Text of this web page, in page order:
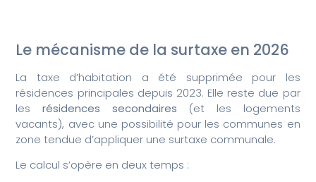
Le mécanisme de la surtaxe en 2026
La taxe d’habitation a été supprimée pour les
résidences principales depuis 2023. Elle reste due par
lesrésidences secondaires (et les logements
vacants), avec une possibilité pour les communes en
zone tendue d’appliquer une surtaxe communale.
Le calcul s’opère en deux temps :